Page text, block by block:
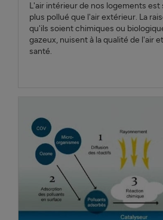
L'air intérieur de nos logements est
plus pollué que l'air extérieur. La
qu'ils soient chimiques ou
gazeux, nuisent à la qualité de l'air
santé.